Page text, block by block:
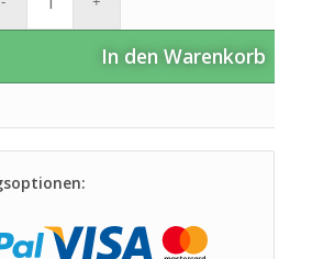
In den Warenkorb